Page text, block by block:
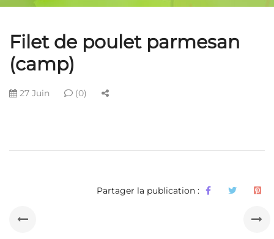
Filet de poulet parmesan
(camp)
27 Juin (0)
Partager la publication :